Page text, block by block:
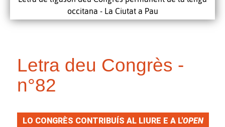
occitana - La Ciutat a Pau
Letra deu Congrès -
n°82
LO CONGRÈS CONTRIBUÍS AL LIURE E A L'OPEN